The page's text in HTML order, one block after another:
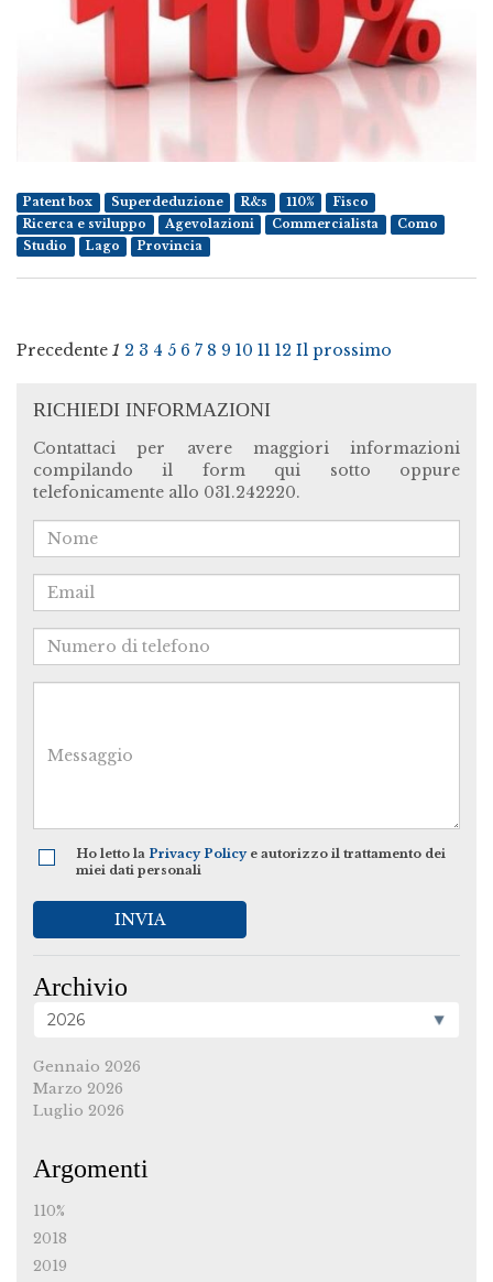
Patent box Superdeduzione R&s 110%
Fisco
Ricerca e sviluppo
Agevolazioni Commercialista
Como
Studio
Lago Provincia
Precedente 1 2 3 4 5 6 7 8 9 10 11 12 Il prossimo
RICHIEDI INFORMAZIONI
Contattaci per avere maggiori informazioni
compilando il form qui sotto oppure
telefonicamente allo 031.242220.
Ho letto la Privacy Policye autorizzo il trattamento dei
miei dati personali
INVIA
Archivio
Gennaio 2026
Marzo 2026
Luglio 2026
Argomenti
110%
2018
2019